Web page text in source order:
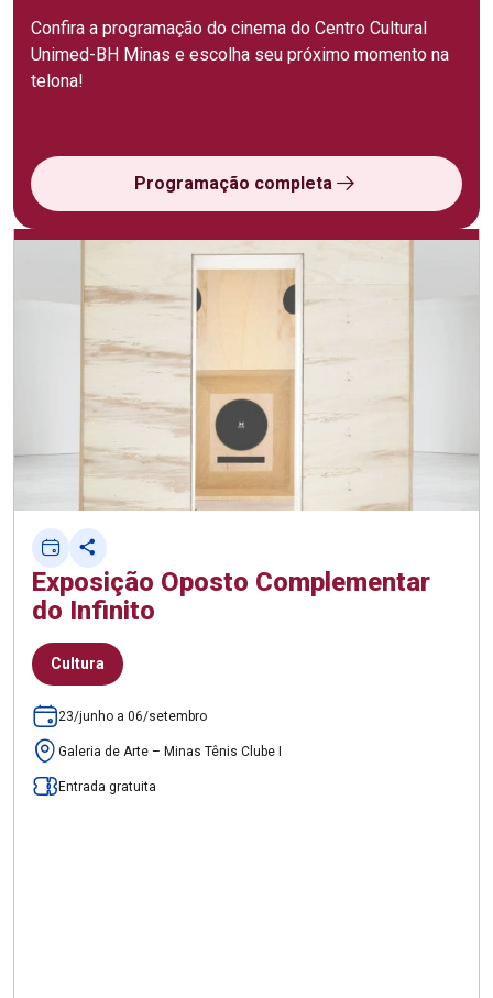
Confira a programação do cinema do Centro Cultural
Unimed-BH Minas e escolha seu próximo momento na
telona!
Programação completa
Exposição Oposto Complementar
do Infinito
Cultura
23/junho a 06/setembro
Galeria de Arte – Minas Tênis Clube I
Entrada gratuita